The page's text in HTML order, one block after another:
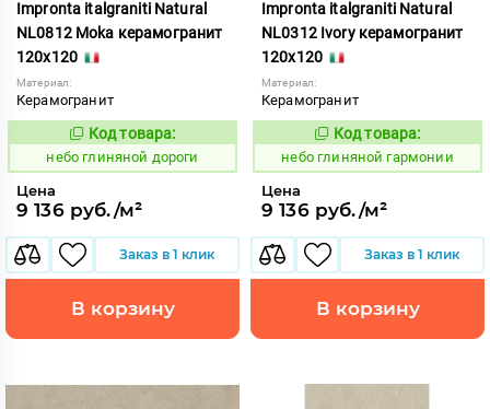
Impronta italgraniti Natural
NL0812 Moka керамогранит
120x120
Материал:
Керамогранит
1111522
Код товара:
небо глиняной дороги
Цена
9 136 руб./м²
Заказ в 1 клик
В корзину
Impronta italgraniti Natural
NL0312 Ivory керамогранит
120x120
Материал:
Керамогранит
1111516
Код товара:
небо глиняной гармонии
Цена
9 136 руб./м²
Заказ в 1 клик
В корзину